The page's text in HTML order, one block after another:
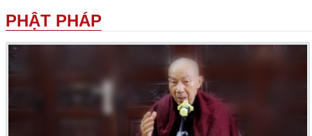
PHẬT PHÁP